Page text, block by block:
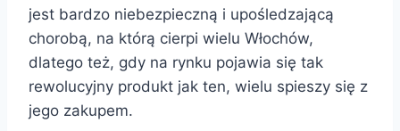
jest bardzo niebezpieczną i upośledzającą
chorobą, na którą cierpi wielu Włochów,
dlatego też, gdy na rynku pojawia się tak
rewolucyjny produkt jak ten, wielu spieszy się z
jego zakupem.